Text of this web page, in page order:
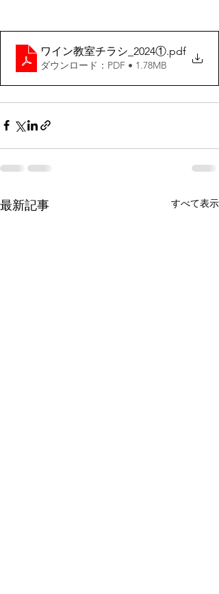
ワイン教室チラシ_2024①.pdf
ダウンロード：PDF • 1.78MB
最新記事 すべて表示